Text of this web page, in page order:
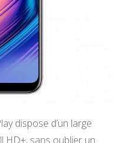
dispose d’un large
HD+, sans oublier un